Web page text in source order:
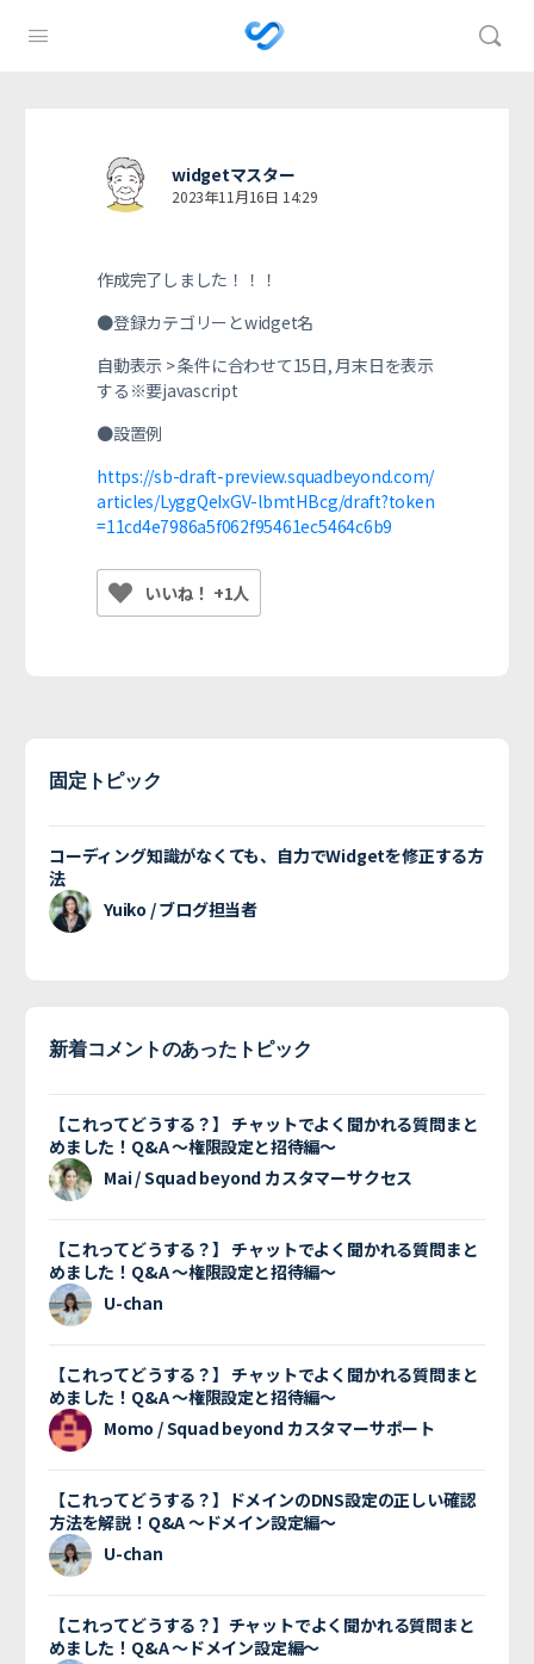
widgetマスター
2023年11月16日 14:29
作成完了しました！！！
●登録カテゴリーとwidget名
自動表示 > 条件に合わせて15日, 月末日を表示
する※要javascript
●設置例
https://sb-draft-preview.squadbeyond.com/
articles/LyggQeIxGV-lbmtHBcg/draft?token
=11cd4e7986a5f062f95461ec5464c6b9
いいね！ +1人
固定トピック
コーディング知識がなくても、自力でWidgetを修正する方
法
Yuiko / ブログ担当者
新着コメントのあったトピック
【これってどうする？】 チャットでよく聞かれる質問まと
めました！Q&A 〜権限設定と招待編〜
Mai / Squad beyond カスタマーサクセス
【これってどうする？】 チャットでよく聞かれる質問まと
めました！Q&A 〜権限設定と招待編〜
U-chan
【これってどうする？】 チャットでよく聞かれる質問まと
めました！Q&A 〜権限設定と招待編〜
Momo / Squad beyond カスタマーサポート
【これってどうする？】ドメインのDNS設定の正しい確認
方法を解説！Q&A 〜ドメイン設定編〜
U-chan
【これってどうする？】チャットでよく聞かれる質問まと
めました！Q&A 〜ドメイン設定編〜